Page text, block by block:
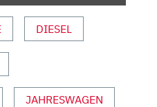
DIESEL
JAHRESWAGEN